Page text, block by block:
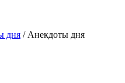
дня / Анекдоты дня